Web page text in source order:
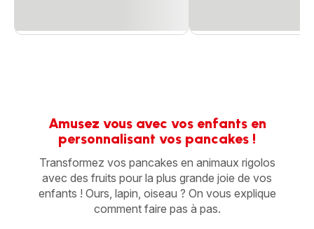
Amusez vous avec vos enfants en
personnalisant vos pancakes !
Transformez vos pancakes en animaux rigolos
avec des fruits pour la plus grande joie de vos
enfants ! Ours, lapin, oiseau ? On vous explique
comment faire pas à pas.